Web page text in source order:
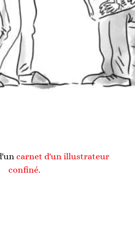
carnet d'un illustrateur
confiné.